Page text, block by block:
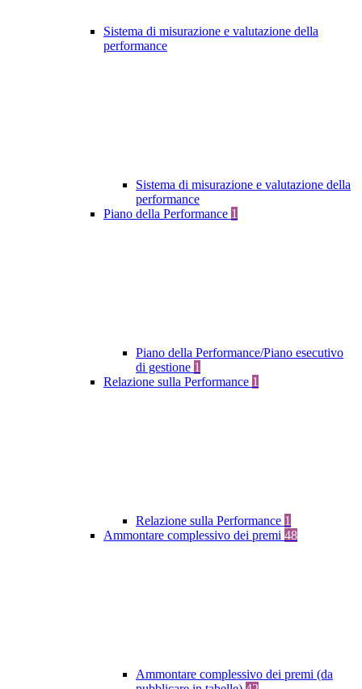
Sistema di misurazione e valutazione della
performance
Sistema di misurazione e valutazione della
performance
Piano della Performance 1
Piano della Performance/Piano esecutivo
di gestione 1
Relazione sulla Performance 1
Relazione sulla Performance 1
Ammontare complessivo dei premi 48
Ammontare complessivo dei premi (da